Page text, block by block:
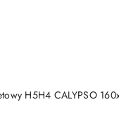
H5H4 CALYPSO